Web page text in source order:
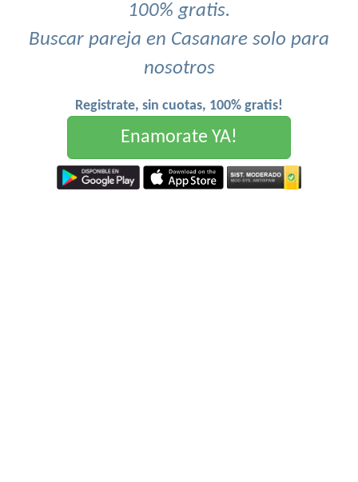
100% gratis.
Buscar pareja en Casanare solo para
nosotros
Registrate, sin cuotas, 100% gratis!
Enamorate YA!